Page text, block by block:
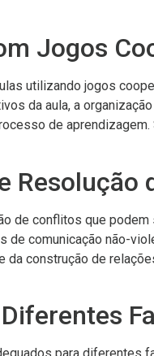
Jogos
utilizando jogos
da aula, a
de
Resolução
de conflitos que podem
comunicação não-
da construção de